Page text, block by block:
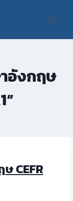
อังกฤษ
CEFR